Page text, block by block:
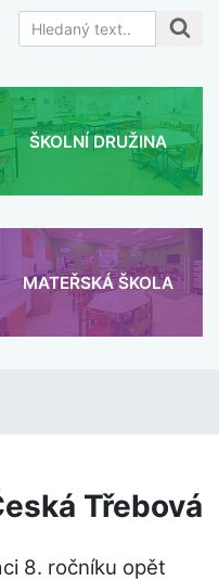
ŠKOLNÍ DRUŽINA
MATEŘSKÁ ŠKOLA
Třebová
8. ročníku opět